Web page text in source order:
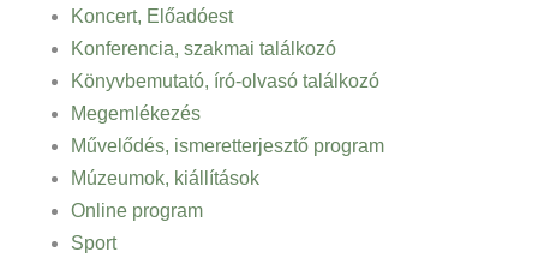
Koncert, Előadóest
Konferencia, szakmai találkozó
Könyvbemutató, író-olvasó találkozó
Megemlékezés
Művelődés, ismeretterjesztő program
Múzeumok, kiállítások
Online program
Sport